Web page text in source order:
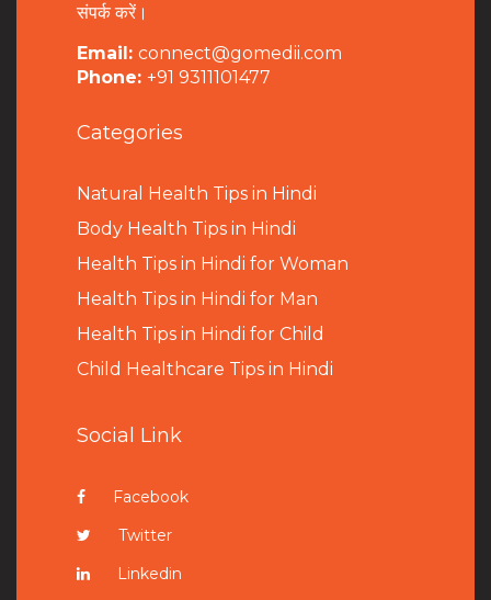
संपर्क करें।
Email: connect@gomedii.com
Phone: +91 9311101477
Categories
Natural Health Tips in Hindi
Body Health Tips in Hindi
Health Tips in Hindi for Woman
Health Tips in Hindi for Man
Health Tips in Hindi for Child
Child Healthcare Tips in Hindi
Social Link
Facebook
Twitter
Linkedin